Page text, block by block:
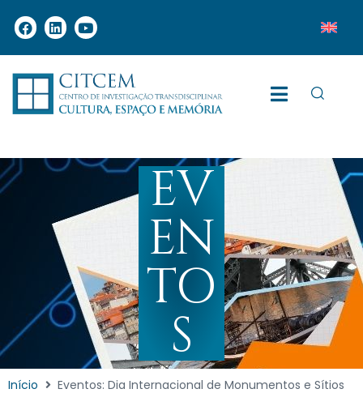
EV
EN
TO
S
Início Eventos: Dia Internacional de Monumentos e Sítios